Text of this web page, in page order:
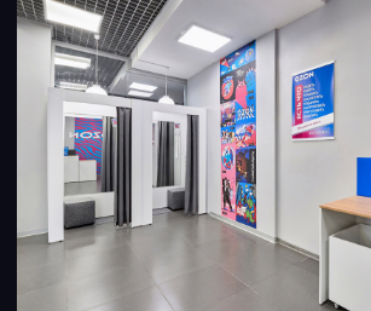
Описание идеи
Тренд на экологию актуален и в уборке. Экологичная
уборка с безопасными биоразлагаемыми
материалами для дома и офиса уже востребована в
Москве и крупных городах и малоизвестна в
небольших, что создает много возможностей. Здесь
есть потенциал развития, от популярного тренда на
аюрведу и нормализации атмосферы дома до
уборки в саду, совмещенной с ландшафтным
дизайном. Линейка продуктов может быть очень